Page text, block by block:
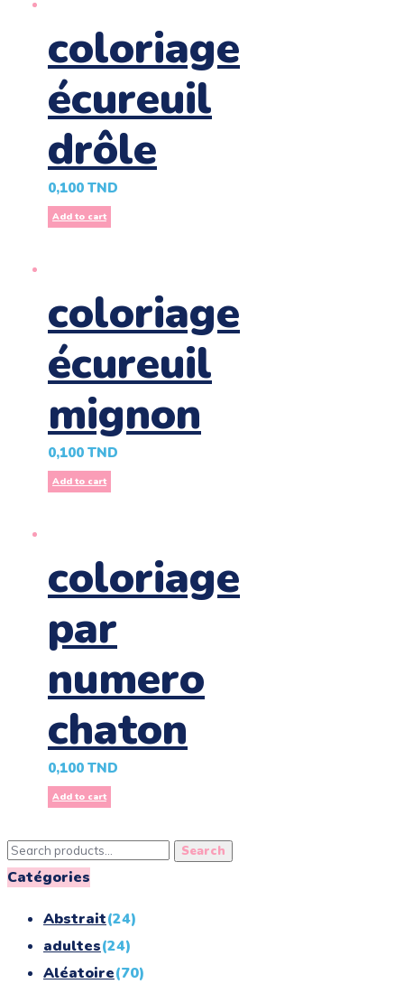
coloriage
écureuil
drôle
0,100 TND
Add to cart
coloriage
écureuil
mignon
0,100 TND
Add to cart
coloriage
par
numero
chaton
0,100 TND
Add to cart
Search
for:
Search
Catégories
Abstrait(24)
adultes(24)
Aléatoire(70)